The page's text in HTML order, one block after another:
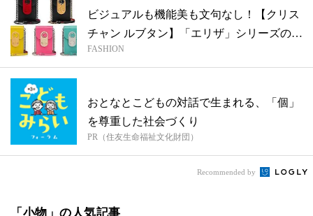
ビジュアルも機能美も文句なし！【クリス
チャン ルブタン】「エリザ」シリーズのス
マ...
FASHION
おとなとこどもの対話で生まれる、「個」
を尊重した社会づくり
PR（住友生命福祉文化財団）
Recommended by
「小物」の人気記事